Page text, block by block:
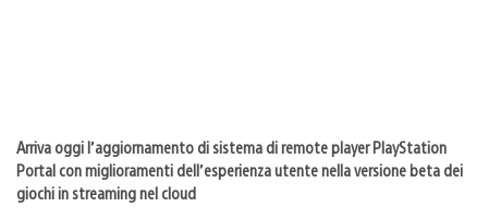
Arriva oggi l’aggiornamento di sistema di remote player PlayStation
Portal con miglioramenti dell’esperienza utente nella versione beta dei
giochi in streaming nel cloud